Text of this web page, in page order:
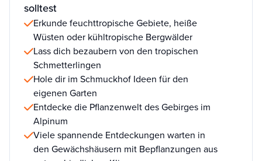
solltest
Erkunde feuchttropische Gebiete, heiße
Wüsten oder kühltropische Bergwälder
Lass dich bezaubern von den tropischen
Schmetterlingen
Hole dir im Schmuckhof Ideen für den
eigenen Garten
Entdecke die Pflanzenwelt des Gebirges im
Alpinum
Viele spannende Entdeckungen warten in
den Gewächshäusern mit Bepflanzungen aus